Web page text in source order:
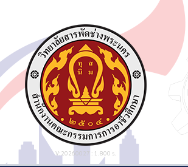
V:20260027 : 1.800 s.